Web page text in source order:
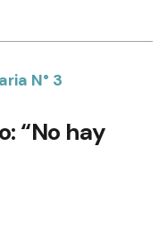
N° 3
“No hay